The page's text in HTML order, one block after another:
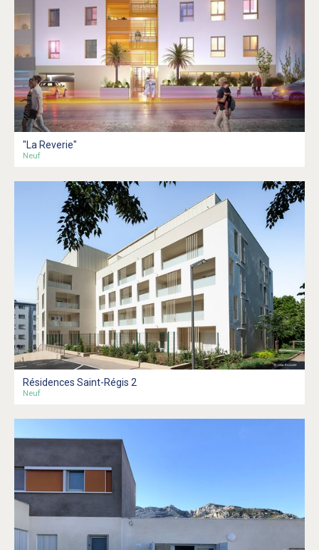
"La Reverie"
Neuf
Résidences Saint-Régis 2
Neuf